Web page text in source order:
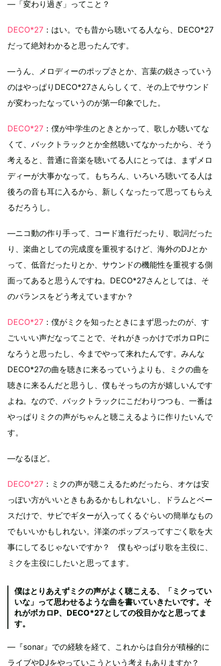
―「変わり過ぎ」ってこと？
DECO*27 ：はい。でも昔から聴いてる人なら、DECO*27
だって絶対わかると思ったんです。
―うん、メロディーのポップさとか、言葉の鋭さっていう
のはやっぱりDECO*27さんらしくて、その上でサウンド
が変わったなっていうのが第一印象でした。
DECO*27 ：僕が中学生のときとかって、歌しか聴いてな
くて、バックトラックとか全然聴いてなかったから、そう
考えると、普通に音楽を聴いてる人にとっては、まずメロ
ディーが大事かなって。もちろん、いろいろ聴いてる人は
後ろの音も耳に入るから、新しくなったって思ってもらえ
るだろうし。
―ニコ動の作り手って、コード進行だったり、歌詞だった
り、楽曲としての完成度を重視するけど、海外のDJとか
って、低音だったりとか、サウンドの機能性を重視する側
面ってあると思うんですね。DECO*27さんとしては、そ
のバランスをどう考えていますか？
DECO*27 ：僕がミクを知ったときにまず思ったのが、す
ごいいい声だなってことで、それがきっかけでボカロPに
なろうと思ったし、今までやって来れたんです。みんな
DECO*27の曲を聴きに来るっていうよりも、ミクの曲を
聴きに来るんだと思うし、僕もそっちの方が嬉しいんです
よね。なので、バックトラックにこだわりつつも、一番は
やっぱりミクの声がちゃんと聴こえるように作りたいんで
す。
―なるほど。
DECO*27 ：ミクの声が聴こえるためだったら、オケは安
っぽい方がいいときもあるかもしれないし、ドラムとベー
スだけで、サビでギターが入ってくるぐらいの簡単なもの
でもいいかもしれない。洋楽のポップスってすごく歌を大
事にしてるじゃないですか？ 僕もやっぱり歌を主役に、
ミクを主役にしたいと思ってます。
僕はとりあえずミクの声がよく聴こえる、「ミクってい
いな」って思わせるような曲を書いていきたいです。そ
れがボカロP、DECO*27としての役目かなと思ってま
す。
―『sonar』での経験を経て、これからは自分が積極的に
ライブやDJをやっていこうという考えもありますか？